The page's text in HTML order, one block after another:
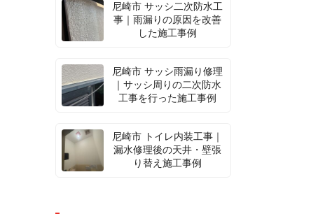
尼崎市 サッシ二次防水工
事｜雨漏りの原因を改善
した施工事例
尼崎市 サッシ雨漏り修理
｜サッシ周りの二次防水
工事を行った施工事例
尼崎市 トイレ内装工事｜
漏水修理後の天井・壁張
り替え施工事例